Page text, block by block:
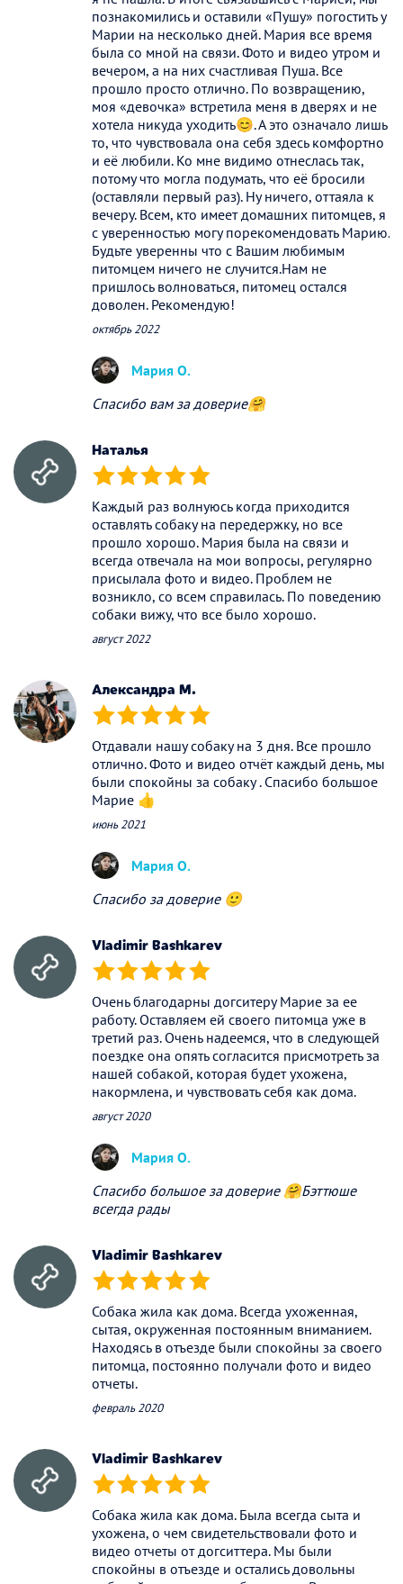
познакомились и оставили «Пушу» погостить у
Марии на несколько дней. Мария все время
была со мной на связи. Фото и видео утром и
вечером, а на них счастливая Пуша. Все
прошло просто отлично. По возвращению,
моя «девочка» встретила меня в дверях и не
хотела никуда уходить😊. А это означало лишь
то, что чувствовала она себя здесь комфортно
и её любили. Ко мне видимо отнеслась так,
потому что могла подумать, что её бросили
(оставляли первый раз). Ну ничего, оттаяла к
вечеру. Всем, кто имеет домашних питомцев, я
с уверенностью могу порекомендовать Марию.
Будьте уверенны что с Вашим любимым
питомцем ничего не случится.Нам не
пришлось волноваться, питомец остался
доволен. Рекомендую!
октябрь 2022
Мария О.
Спасибо вам за доверие🤗
Наталья
(*) (*) (*) (*) (*)
Каждый раз волнуюсь когда приходится
оставлять собаку на передержку, но все
прошло хорошо. Мария была на связи и
всегда отвечала на мои вопросы, регулярно
присылала фото и видео. Проблем не
возникло, со всем справилась. По поведению
собаки вижу, что все было хорошо.
август 2022
Александра М.
(*) (*) (*) (*) (*)
Отдавали нашу собаку на 3 дня. Все прошло
отлично. Фото и видео отчёт каждый день, мы
были спокойны за собаку . Спасибо большое
Марие 👍
июнь 2021
Мария О.
Спасибо за доверие 🙂
Vladimir Bashkarev
(*) (*) (*) (*) (*)
Очень благодарны догситеру Марие за ее
работу. Оставляем ей своего питомца уже в
третий раз. Очень надеемся, что в следующей
поездке она опять согласится присмотреть за
нашей собакой, которая будет ухожена,
накормлена, и чувствовать себя как дома.
август 2020
Мария О.
Спасибо большое за доверие 🤗Бэттюше
всегда рады
Vladimir Bashkarev
(*) (*) (*) (*) (*)
Собака жила как дома. Всегда ухоженная,
сытая, окруженная постоянным вниманием.
Находясь в отъезде были спокойны за своего
питомца, постоянно получали фото и видео
отчеты.
февраль 2020
Vladimir Bashkarev
(*) (*) (*) (*) (*)
Собака жила как дома. Была всегда сыта и
ухожена, о чем свидетельствовали фото и
видео отчеты от догситтера. Мы были
спокойны в отъезде и остались довольны